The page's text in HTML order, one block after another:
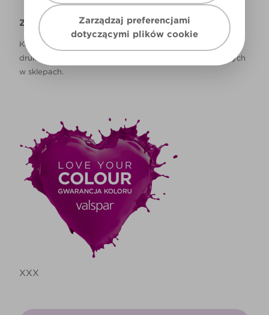
Zarządzaj preferencjami
dotyczącymi plików cookie
Zastrzeżenie
Kolory, które są widoczne na monitorze i/lub kolory
drukowane, mogą się różnić od rzeczywistych, dostępnych
w sklepach.
XXX